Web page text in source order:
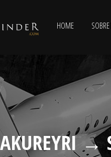
HOME
AKUREYRI →